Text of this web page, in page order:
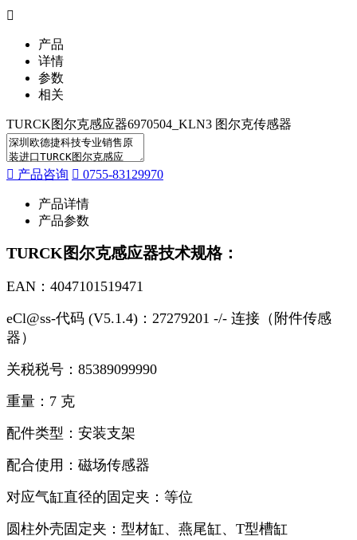
产品
详情
参数
相关
TURCK图尔克感应器6970504_KLN3 图尔克传感器
产品咨询 0755-83129970
产品详情
产品参数
TURCK图尔克感应器技术规格：
EAN：4047101519471
eCl@ss-代码 (V5.1.4)：27279201 -/- 连接（附件传感
器）
关税税号：85389099990
重量：7 克
配件类型：安装支架
配合使用：磁场传感器
对应气缸直径的固定夹：等位
圆柱外壳固定夹：型材缸、燕尾缸、T型槽缸